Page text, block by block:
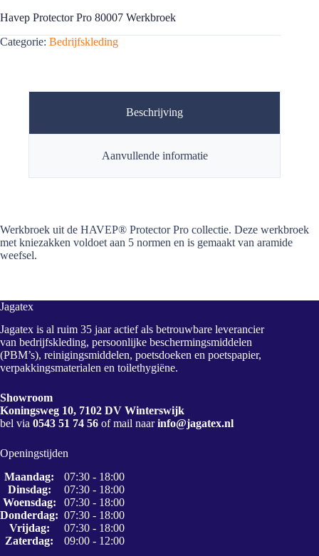
Havep Protector Pro 80007 Werkbroek
Categorie: Bedrijfskleding
Beschrijving
Aanvullende informatie
Werkbroek uit de HAVEP® Protector Pro collectie. Deze werkbroek
met kniezakken voldoet aan 5 normen en is gemaakt van aramide
weefsel.
Jagatex
Jagatex is al ruim 35 jaar actief als betrouwbare leverancier
van bedrijfskleding, persoonlijke beschermingsmiddelen
(PBM’s), reinigingsmiddelen, poetsdoeken en poetspapier,
verpakkingsmaterialen en toilethygiëne.
Showroom
Koningsweg 10, 7102 DV Winterswijk
bel via 0543 51 74 56 of mail naarinfo@jagatex.nl
Openingstijden
Maandag:
07:30 - 18:00
Dinsdag:
07:30 - 18:00
Woensdag:
07:30 - 18:00
Donderdag: 07:30 - 18:00
Vrijdag:
07:30 - 18:00
Zaterdag:
09:00 - 12:00